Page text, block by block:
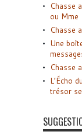
Chasse
ou Mme
Chasse
Une
Chasse
L’Écho
trésor